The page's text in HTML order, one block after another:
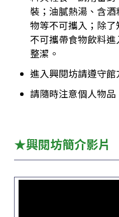
裝； 油膩熱湯、含
物等不可攜入； 除了
不可攜帶食物飲料
整潔。
進入興閱坊請遵守館
請隨時注意個人物品
★興閱坊簡介影片